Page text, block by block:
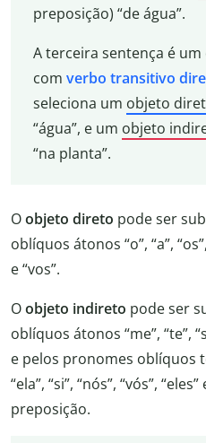
preposição) “de água”.
A terceira sentença é
com verbo transitivo
seleciona um objeto
“água”, e um objeto
“na planta”.
Oobjeto direto pode ser
oblíquos átonos “o”, “a”,
e “vos”.
Oobjeto indireto pode ser
oblíquos átonos “me”, “te”,
e pelos pronomes oblíquos
“ela”, “si”, “nós”, “vós”,
preposição.